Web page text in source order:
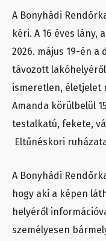
A Bonyhádi
kéri. A 16 éves lány,
2026. május 19-én
távozott
ismeretlen, életjelet
Amanda körülbelül
testalkatú, fekete,
Eltűnéskori
A Bonyhádi
hogy aki a képen
helyéről
személyesen